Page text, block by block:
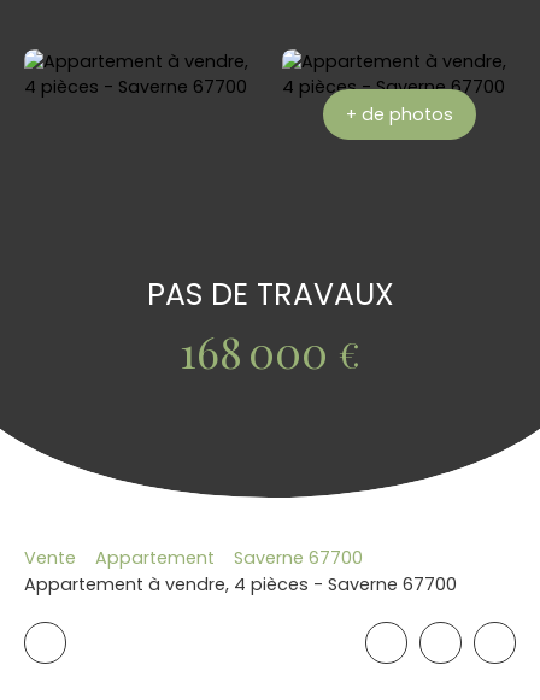
+ de photos
PAS DE TRAVAUX
168 000 €
Vente Appartement
Saverne 67700
Appartement à vendre, 4 pièces - Saverne 67700